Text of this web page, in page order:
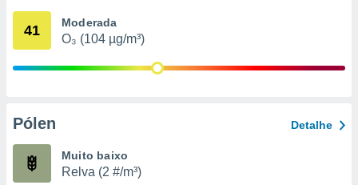
através
estudos
41 Moderada
O₃ (104 µg/m³)
Pólen Detalhe
Muito baixo
Relva (2 #/m³)